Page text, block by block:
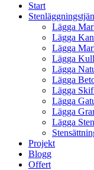
Start
Lägga
Lägga
Lägga
Lägga
Lägga
Lägga
Lägga
Lägga
Lägga
Lägga
Projekt
Blogg
Offert